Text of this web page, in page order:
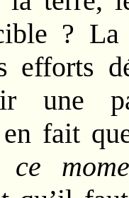
?
efforts
une
en fait
ce